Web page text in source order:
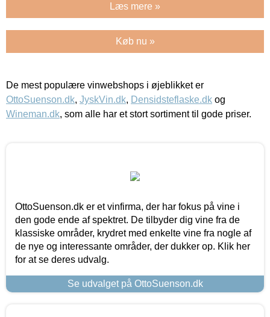
Læs mere »
Køb nu »
De mest populære vinwebshops i øjeblikket er
OttoSuenson.dk, JyskVin.dk, Densidsteflaske.dk og
Wineman.dk, som alle har et stort sortiment til gode priser.
OttoSuenson.dk er et vinfirma, der har fokus på vine i
den gode ende af spektret. De tilbyder dig vine fra de
klassiske områder, krydret med enkelte vine fra nogle af
de nye og interessante områder, der dukker op. Klik her
for at se deres udvalg.
Se udvalget på OttoSuenson.dk